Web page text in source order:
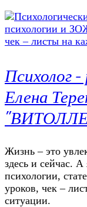
Психолог
Елена
Жизнь – это
здесь и сейчас.
психологии,
уроков, чек –
ситуации.